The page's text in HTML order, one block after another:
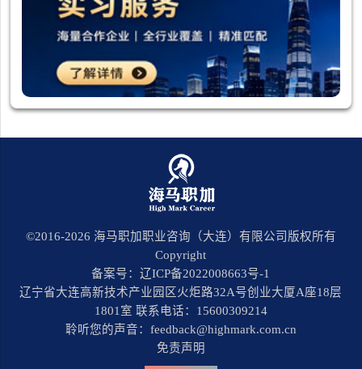
©2016-2026 海马职加职业咨询（大连）有限公司版权所有
Copyright
备案号：辽ICP备2022008663号-1
辽宁省大连高新技术产业园区火炬路32A号创业大厦A座18层
1801室 联系电话：15600309214
聆听您的声音：feedback@highmark.com.cn
免责声明